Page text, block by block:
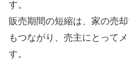
す。
販売期間の短縮は、家の売
もつながり、売主にとって
す。